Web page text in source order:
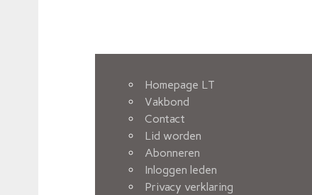
Homepage LT
Vakbond
Contact
Lid worden
Abonneren
Inloggen leden
Privacy verklaring